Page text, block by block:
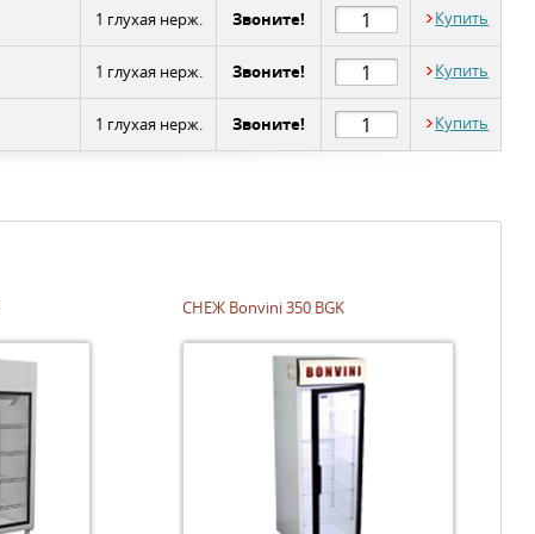
1 глухая нерж. Звоните! Купить
1 глухая нерж. Звоните! Купить
1 глухая нерж. Звоните! Купить
СНЕЖ Bonvini 350 BGK